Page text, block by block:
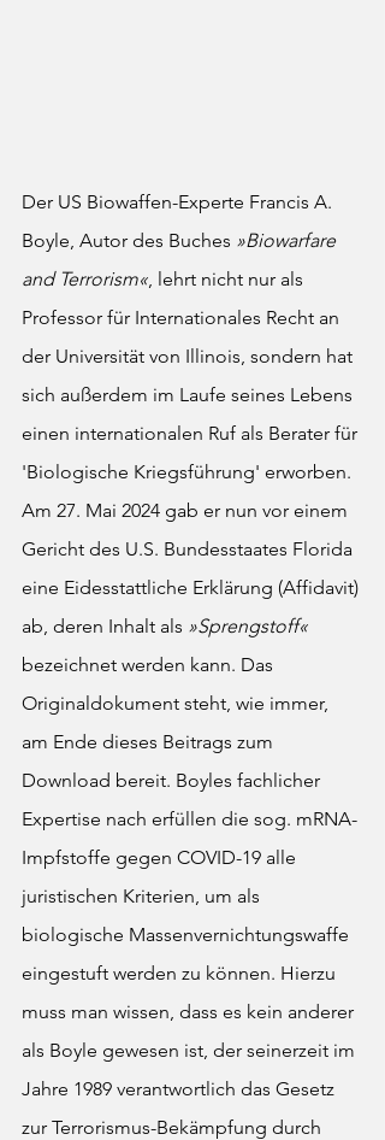
Der US Biowaffen-Experte Francis A.
Boyle, Autor des Buches »Biowarfare
and Terrorism« , lehrt nicht nur als
Professor für Internationales Recht an
der Universität von Illinois, sondern hat
sich außerdem im Laufe seines Lebens
einen internationalen Ruf als Berater für
'Biologische Kriegsführung' erworben.
Am 27. Mai 2024 gab er nun vor einem
Gericht des U.S. Bundesstaates Florida
eine Eidesstattliche Erklärung (Affidavit)
ab, deren Inhalt als »Sprengstoff«
bezeichnet werden kann. Das
Originaldokument steht, wie immer,
am Ende dieses Beitrags zum
Download bereit. Boyles fachlicher
Expertise nach erfüllen die sog. mRNA-
Impfstoffe gegen COVID-19 alle
juristischen Kriterien, um als
biologische Massenvernichtungswaffe
eingestuft werden zu können. Hierzu
muss man wissen, dass es kein anderer
als Boyle gewesen ist, der seinerzeit im
Jahre 1989 verantwortlich das Gesetz
zur Terrorismus-Bekämpfung durch